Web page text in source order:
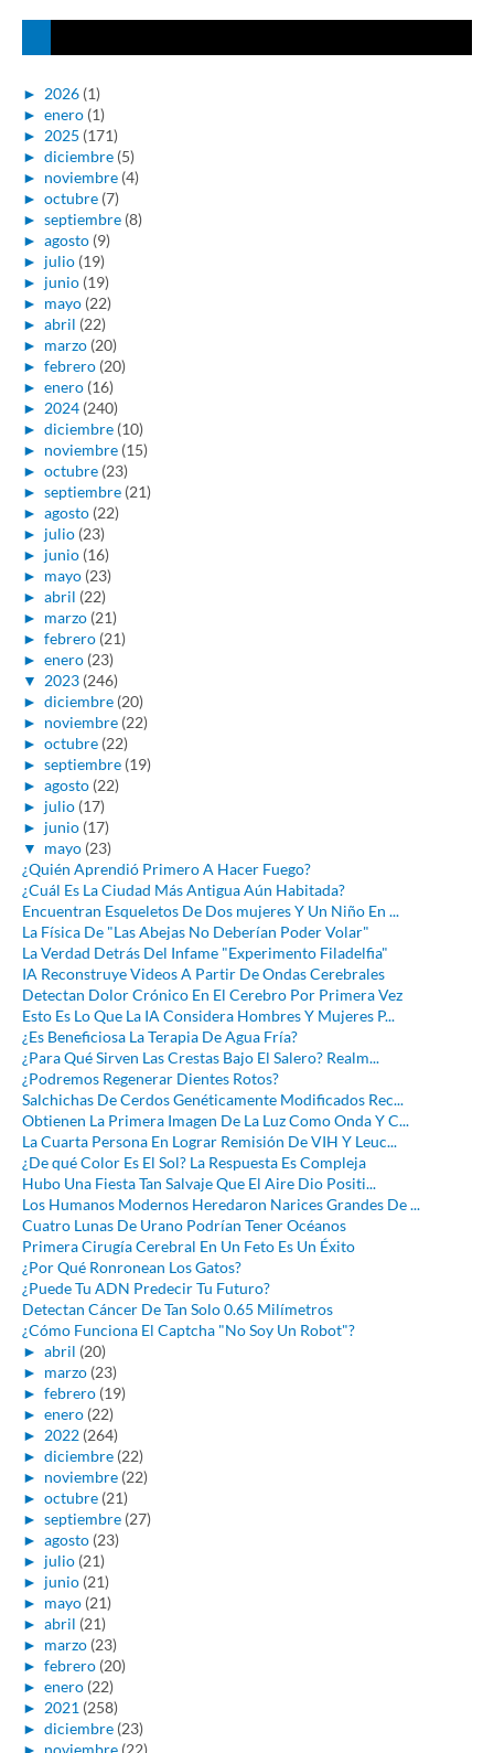
► 2026 (1)
► enero (1)
► 2025 (171)
► diciembre (5)
► noviembre (4)
► octubre (7)
► septiembre (8)
► agosto (9)
► julio (19)
► junio (19)
► mayo (22)
► abril (22)
► marzo (20)
► febrero (20)
► enero (16)
► 2024 (240)
► diciembre (10)
► noviembre (15)
► octubre (23)
► septiembre (21)
► agosto (22)
► julio (23)
► junio (16)
► mayo (23)
► abril (22)
► marzo (21)
► febrero (21)
► enero (23)
▼ 2023 (246)
► diciembre (20)
► noviembre (22)
► octubre (22)
► septiembre (19)
► agosto (22)
► julio (17)
► junio (17)
▼ mayo (23)
¿Quién Aprendió Primero A Hacer Fuego?
¿Cuál Es La Ciudad Más Antigua Aún Habitada?
Encuentran Esqueletos De Dos mujeres Y Un Niño En ...
La Física De "Las Abejas No Deberían Poder Volar"
La Verdad Detrás Del Infame "Experimento Filadelfia"
IA Reconstruye Videos A Partir De Ondas Cerebrales
Detectan Dolor Crónico En El Cerebro Por Primera Vez
Esto Es Lo Que La IA Considera Hombres Y Mujeres P...
¿Es Beneficiosa La Terapia De Agua Fría?
¿Para Qué Sirven Las Crestas Bajo El Salero? Realm...
¿Podremos Regenerar Dientes Rotos?
Salchichas De Cerdos Genéticamente Modificados Rec...
Obtienen La Primera Imagen De La Luz Como Onda Y C...
La Cuarta Persona En Lograr Remisión De VIH Y Leuc...
¿De qué Color Es El Sol? La Respuesta Es Compleja
Hubo Una Fiesta Tan Salvaje Que El Aire Dio Positi...
Los Humanos Modernos Heredaron Narices Grandes De ...
Cuatro Lunas De Urano Podrían Tener Océanos
Primera Cirugía Cerebral En Un Feto Es Un Éxito
¿Por Qué Ronronean Los Gatos?
¿Puede Tu ADN Predecir Tu Futuro?
Detectan Cáncer De Tan Solo 0.65 Milímetros
¿Cómo Funciona El Captcha "No Soy Un Robot"?
► abril (20)
► marzo (23)
► febrero (19)
► enero (22)
► 2022 (264)
► diciembre (22)
► noviembre (22)
► octubre (21)
► septiembre (27)
► agosto (23)
► julio (21)
► junio (21)
► mayo (21)
► abril (21)
► marzo (23)
► febrero (20)
► enero (22)
► 2021 (258)
► diciembre (23)
► noviembre (22)